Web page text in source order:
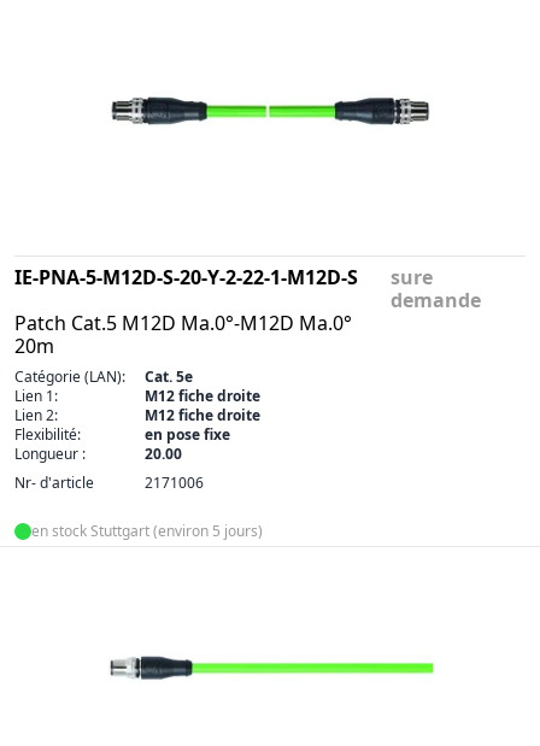
IE-PNA-5-M12D-S-20-Y-2-22-1-M12D-S
Patch Cat.5 M12D Ma.0°-M12D Ma.0°
20m
sure
demande
Catégorie (LAN):
Cat. 5e
Lien 1:
M12 fiche droite
Lien 2:
M12 fiche droite
Flexibilité:
en pose fixe
Longueur :
20.00
Nr- d'article
2171006
en stock Stuttgart (environ 5 jours)